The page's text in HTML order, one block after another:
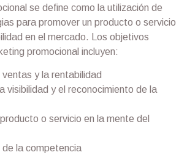
se define como la utilización de
para promover un producto o servicio
en el mercado. Los objetivos
promocional incluyen:
y la rentabilidad
visibilidad y el reconocimiento de la
o servicio en la mente del
de la competencia